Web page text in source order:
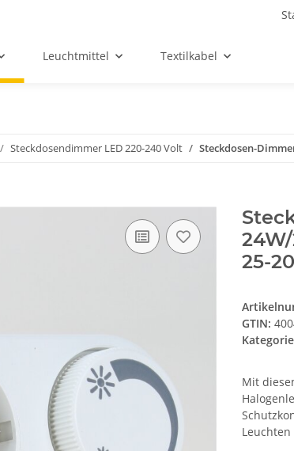
Leuchtmittel Textilkabel
Steckdosendimmer LED 220-240 Volt Steckdosen-
25-
GTIN:
Mit